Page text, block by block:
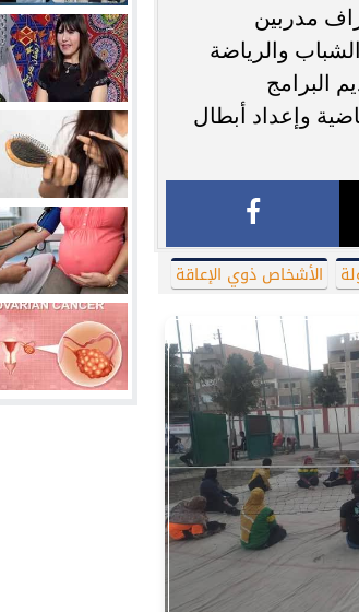
مدربين
والرياضة
البرامج
وإعداد أبطال
الأشخاص ذوي الإعاقة